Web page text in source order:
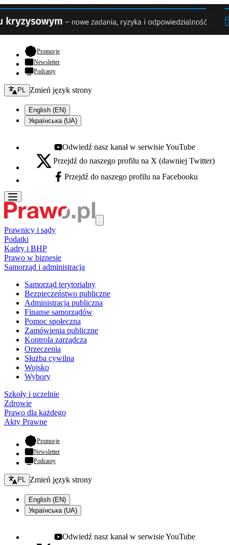
Promocje- otwiera się w nowej karcie
Newsletter
Podcasty
Zmień język - bieżący:
PL Zmień język strony
English (EN)
Українська (UA)
Youtube - otwiera się w nowej karcie
Odwiedź nasz kanał w serwisie YouTube
X - otwiera się w nowej karcie
Przejdź do naszego profilu na X (dawniej Twitter)
Facebook - otwiera się w nowej karcie
Przejdź do naszego profilu na Facebooku
Prawnicy i sądy
Podatki
Kadry i BHP
Prawo w biznesie
Samorząd i administracja
Samorząd terytorialny
Bezpieczeństwo publiczne
Administracja publiczna
Finanse samorządów
Pomoc społeczna
Zamówienia publiczne
Kontrola zarządcza
Orzeczenia
Służba cywilna
Wojsko
Wybory
Szkoły i uczelnie
Zdrowie
Prawo dla każdego
Akty Prawne
Promocje- otwiera się w nowej karcie
Newsletter
Podcasty
Zmień język - bieżący:
PL Zmień język strony
English (EN)
Українська (UA)
Youtube - otwiera się w nowej karcie
Odwiedź nasz kanał w serwisie YouTube